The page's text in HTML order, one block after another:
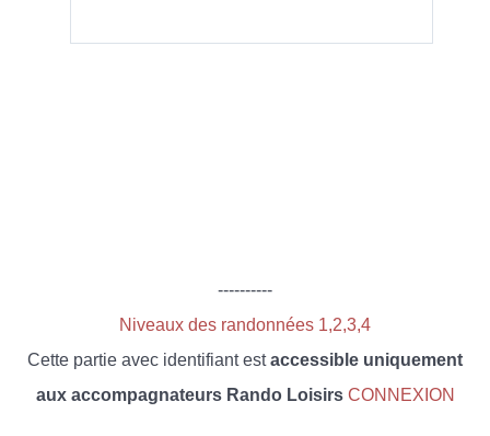
----------
Niveaux des randonnées 1,2,3,4
Cette partie avec identifiant estaccessible uniquement
aux accompagnateurs Rando Loisirs CONNEXION